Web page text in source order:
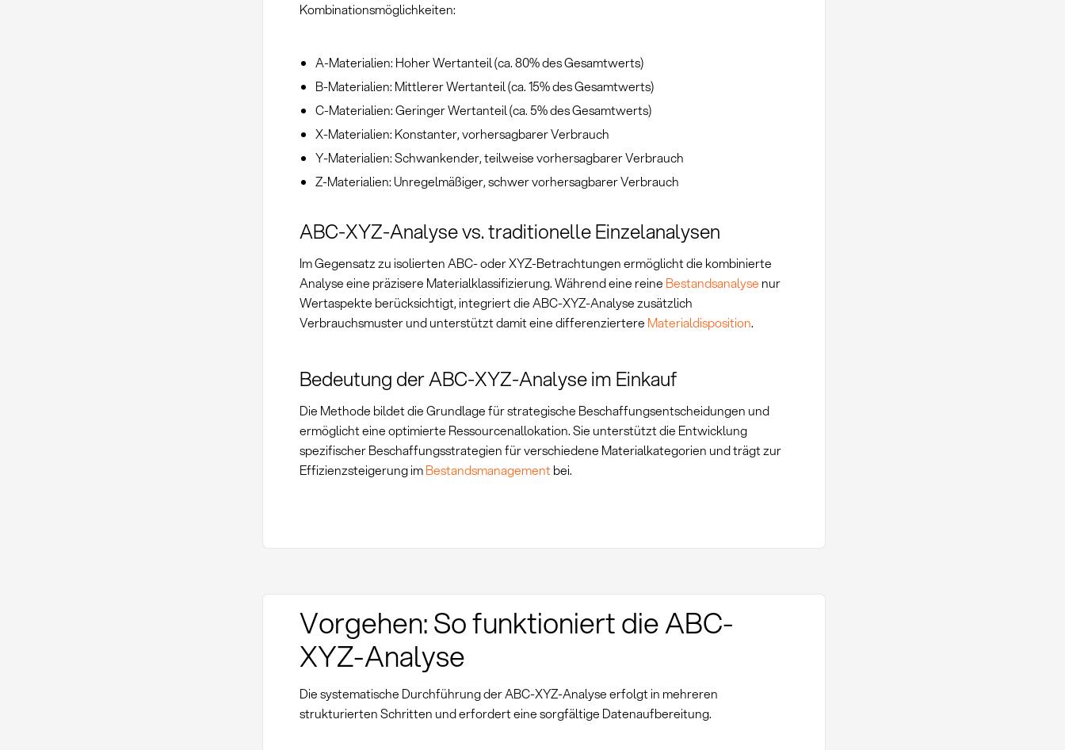
Kombinationsmöglichkeiten:
A-Materialien: Hoher Wertanteil (ca. 80% des Gesamtwerts)
B-Materialien: Mittlerer Wertanteil (ca. 15% des Gesamtwerts)
C-Materialien: Geringer Wertanteil (ca. 5% des Gesamtwerts)
X-Materialien: Konstanter, vorhersagbarer Verbrauch
Y-Materialien: Schwankender, teilweise vorhersagbarer Verbrauch
Z-Materialien: Unregelmäßiger, schwer vorhersagbarer Verbrauch
ABC-XYZ-Analyse vs. traditionelle Einzelanalysen
Im Gegensatz zu isolierten ABC- oder XYZ-Betrachtungen ermöglicht die kombinierte
Analyse eine präzisere Materialklassifizierung. Während eine reine Bestandsanalyse nur
Wertaspekte berücksichtigt, integriert die ABC-XYZ-Analyse zusätzlich
Verbrauchsmuster und unterstützt damit eine differenziertere Materialdisposition.
Bedeutung der ABC-XYZ-Analyse im Einkauf
Die Methode bildet die Grundlage für strategische Beschaffungsentscheidungen und
ermöglicht eine optimierte Ressourcenallokation. Sie unterstützt die Entwicklung
spezifischer Beschaffungsstrategien für verschiedene Materialkategorien und trägt zur
Effizienzsteigerung imBestandsmanagement bei.
Vorgehen: So funktioniert die ABC-
XYZ-Analyse
Die systematische Durchführung der ABC-XYZ-Analyse erfolgt in mehreren
strukturierten Schritten und erfordert eine sorgfältige Datenaufbereitung.